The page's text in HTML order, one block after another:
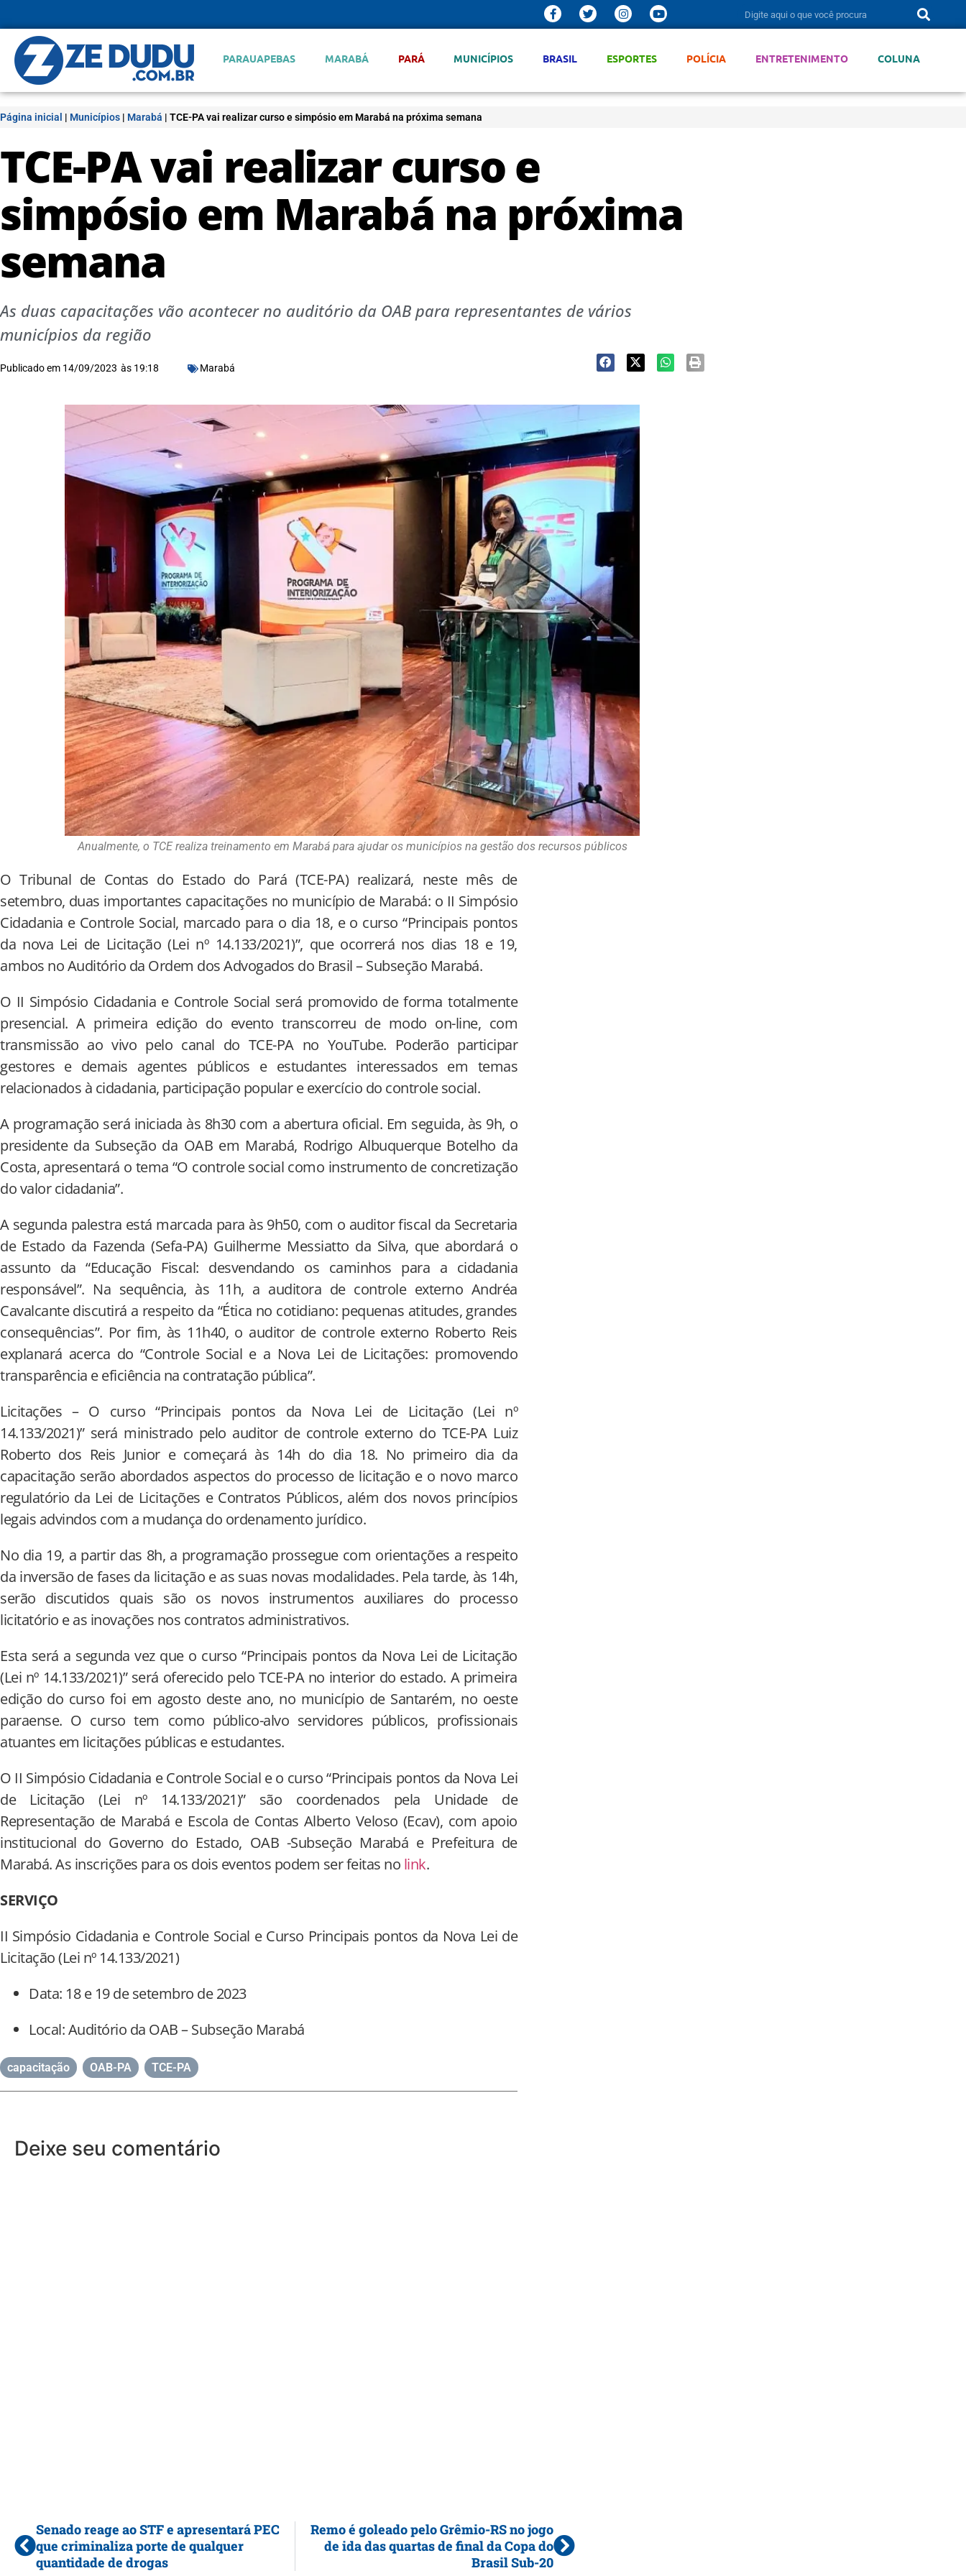
PARAUAPEBAS MARABÁ PARÁ MUNICÍPIOS BRASIL ESPORTES POLÍCIA ENTRETENIMENTO COLUNA
Página inicial | Municípios | Marabá | TCE-PA vai realizar curso e simpósio em Marabá na próxima semana
TCE-PA vai realizar curso e
simpósio em Marabá na próxima
semana
As duas capacitações vão acontecer no auditório da OAB para representantes de vários
municípios da região
Publicado em 14/09/2023 às 19:18 Marabá
Anualmente, o TCE realiza treinamento em Marabá para ajudar os municípios na gestão dos recursos públicos
O Tribunal de Contas do Estado do Pará (TCE-PA) realizará, neste mês de
setembro, duas importantes capacitações no município de Marabá: o II Simpósio
Cidadania e Controle Social, marcado para o dia 18, e o curso “Principais pontos
da nova Lei de Licitação (Lei nº 14.133/2021)”, que ocorrerá nos dias 18 e 19,
ambos no Auditório da Ordem dos Advogados do Brasil – Subseção Marabá.
O II Simpósio Cidadania e Controle Social será promovido de forma totalmente
presencial. A primeira edição do evento transcorreu de modo on-line, com
transmissão ao vivo pelo canal do TCE-PA no YouTube. Poderão participar
gestores e demais agentes públicos e estudantes interessados em temas
relacionados à cidadania, participação popular e exercício do controle social.
A programação será iniciada às 8h30 com a abertura oficial. Em seguida, às 9h, o
presidente da Subseção da OAB em Marabá, Rodrigo Albuquerque Botelho da
Costa, apresentará o tema “O controle social como instrumento de concretização
do valor cidadania”.
A segunda palestra está marcada para às 9h50, com o auditor fiscal da Secretaria
de Estado da Fazenda (Sefa-PA) Guilherme Messiatto da Silva, que abordará o
assunto da “Educação Fiscal: desvendando os caminhos para a cidadania
responsável”. Na sequência, às 11h, a auditora de controle externo Andréa
Cavalcante discutirá a respeito da “Ética no cotidiano: pequenas atitudes, grandes
consequências”. Por fim, às 11h40, o auditor de controle externo Roberto Reis
explanará acerca do “Controle Social e a Nova Lei de Licitações: promovendo
transparência e eficiência na contratação pública”.
Licitações – O curso “Principais pontos da Nova Lei de Licitação (Lei nº
14.133/2021)” será ministrado pelo auditor de controle externo do TCE-PA Luiz
Roberto dos Reis Junior e começará às 14h do dia 18. No primeiro dia da
capacitação serão abordados aspectos do processo de licitação e o novo marco
regulatório da Lei de Licitações e Contratos Públicos, além dos novos princípios
legais advindos com a mudança do ordenamento jurídico.
No dia 19, a partir das 8h, a programação prossegue com orientações a respeito
da inversão de fases da licitação e as suas novas modalidades. Pela tarde, às 14h,
serão discutidos quais são os novos instrumentos auxiliares do processo
licitatório e as inovações nos contratos administrativos.
Esta será a segunda vez que o curso “Principais pontos da Nova Lei de Licitação
(Lei nº 14.133/2021)” será oferecido pelo TCE-PA no interior do estado. A primeira
edição do curso foi em agosto deste ano, no município de Santarém, no oeste
paraense. O curso tem como público-alvo servidores públicos, profissionais
atuantes em licitações públicas e estudantes.
O II Simpósio Cidadania e Controle Social e o curso “Principais pontos da Nova Lei
de Licitação (Lei nº 14.133/2021)” são coordenados pela Unidade de
Representação de Marabá e Escola de Contas Alberto Veloso (Ecav), com apoio
institucional do Governo do Estado, OAB -Subseção Marabá e Prefeitura de
Marabá. As inscrições para os dois eventos podem ser feitas no link.
SERVIÇO
II Simpósio Cidadania e Controle Social e Curso Principais pontos da Nova Lei de
Licitação (Lei nº 14.133/2021)
Data: 18 e 19 de setembro de 2023
Local: Auditório da OAB – Subseção Marabá
capacitação OAB-PA TCE-PA
Deixe seu comentário
Senado reage ao STF e apresentará PEC
que criminaliza porte de qualquer
quantidade de drogas
Remo é goleado pelo Grêmio-RS no jogo
de ida das quartas de final da Copa do
Brasil Sub-20